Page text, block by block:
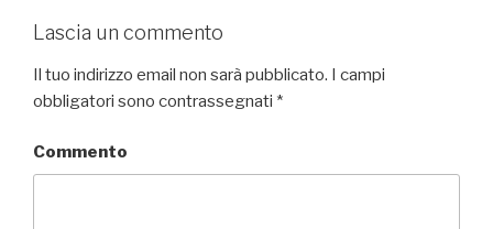
Lascia un commento
Il tuo indirizzo email non sarà pubblicato. I campi
obbligatori sono contrassegnati *
Commento